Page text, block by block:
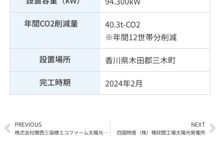
年間CO2削減量
40.3t-CO2
※年間12世帯分削減
設置場所
香川県木田郡三木町
完工時期
2024年2月
Prev
PREVIOUS
株式会社関西三協様エコファーム太陽光発電所
NEXT
四国物産（株）様詫間工場太陽光発電所